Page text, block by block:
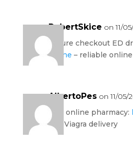
RobertSkice on 11/
secure checkout ED
online – reliable
AlbertoPes on 11/05/
safe online pharmacy:
fast Viagra delivery